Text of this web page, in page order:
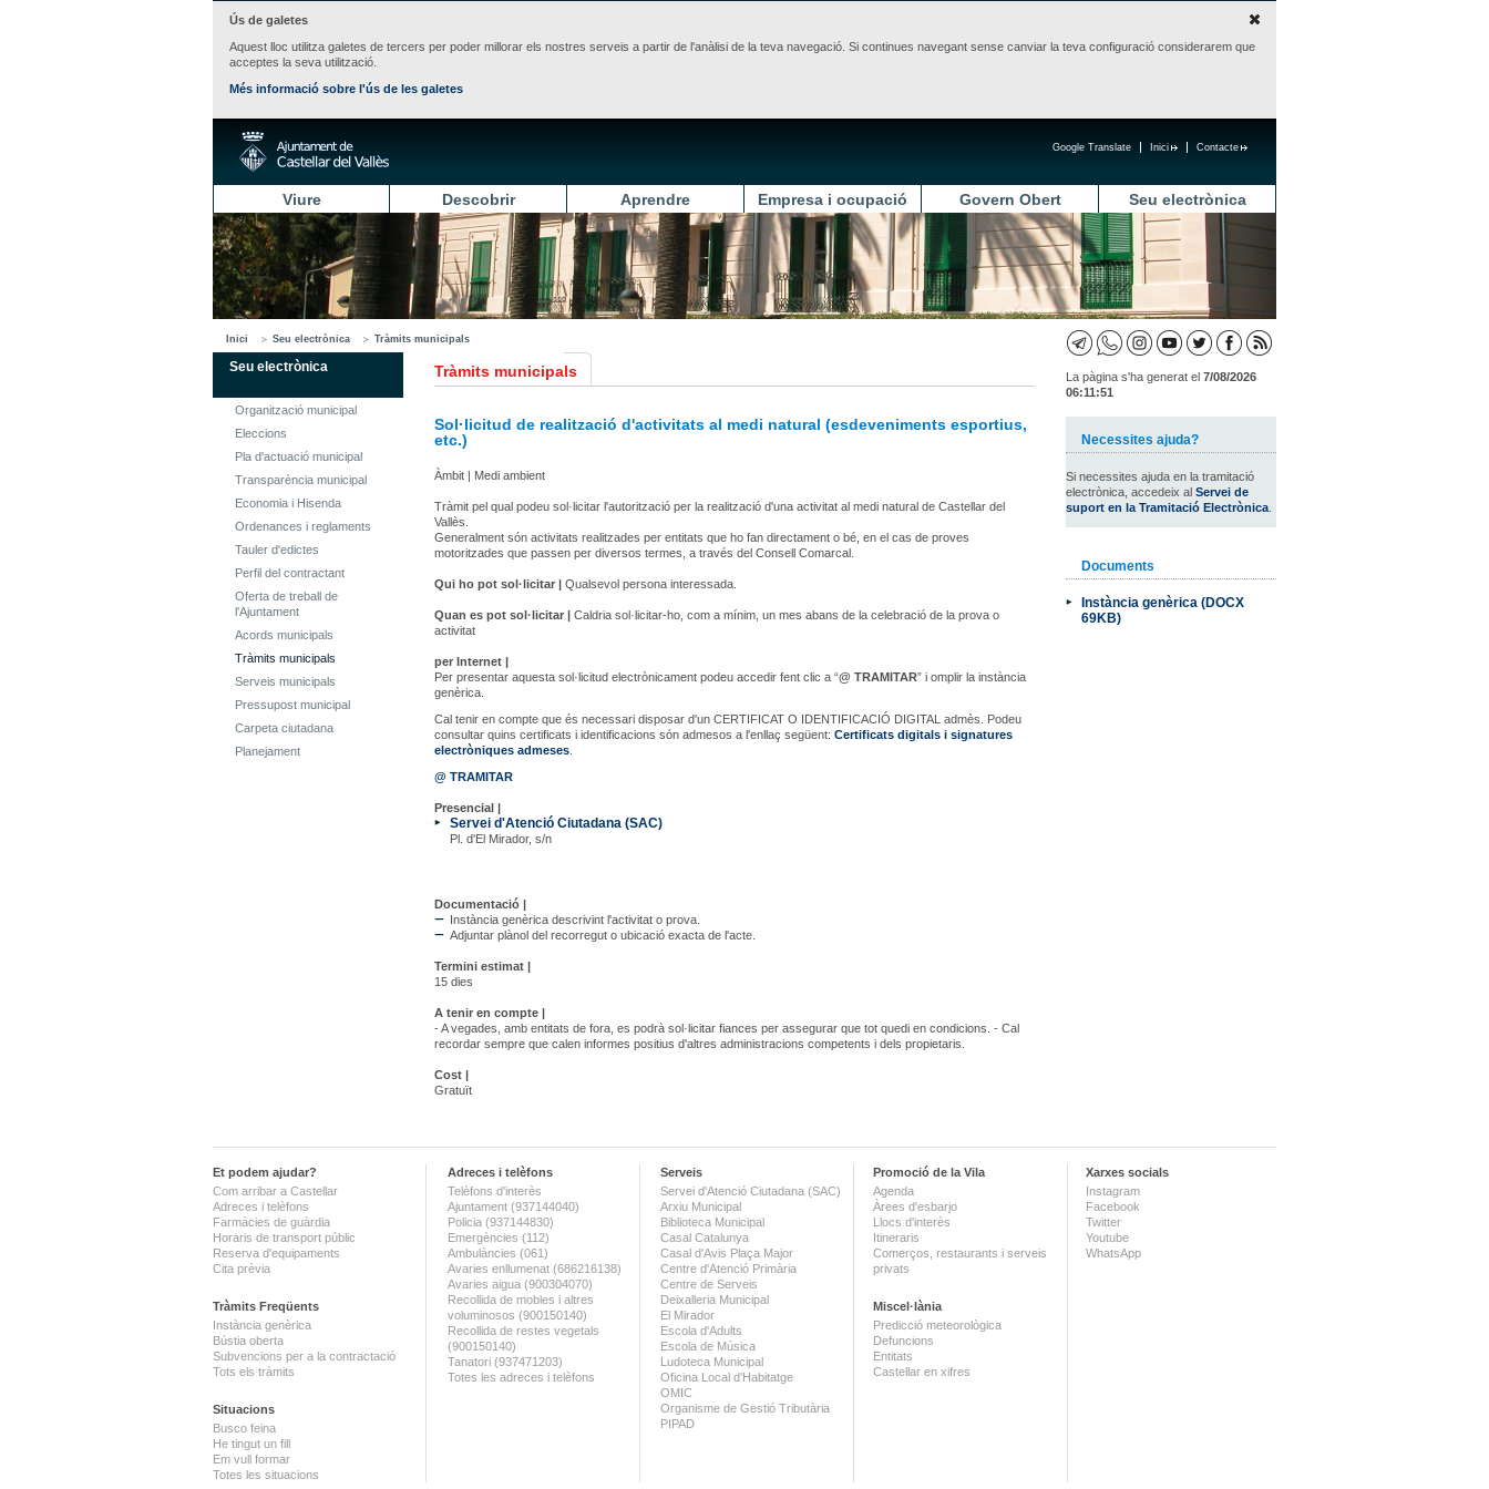
Ús de galetes
Aquest lloc utilitza galetes de tercers per poder millorar els nostres serveis a partir de l'anàlisi de la teva navegació. Si continues navegant sense canviar la teva configuració considerarem que
acceptes la seva utilització.
Més informació sobre l'ús de les galetes
Contacte
Inici
Google Translate
Viure Descobrir Aprendre Empresa i ocupació Govern Obert Seu electrònica
Inici Seu electrònica Tràmits municipals
Seu electrònica
Organització municipal
Eleccions
Pla d'actuació municipal
Transparència municipal
Economia i Hisenda
Ordenances i reglaments
Tauler d'edictes
Perfil del contractant
Oferta de treball de
l'Ajuntament
Acords municipals
Tràmits municipals
Serveis municipals
Pressupost municipal
Carpeta ciutadana
Planejament
Tràmits municipals La pàgina s'ha generat el 7/08/2026
06:11:51
Sol·licitud de realització d'activitats al medi natural (esdeveniments esportius,
etc.)
Àmbit | Medi ambient
Tràmit pel qual podeu sol·licitar l'autorització per la realització d'una activitat al medi natural de Castellar del
Vallès.
Generalment són activitats realitzades per entitats que ho fan directament o bé, en el cas de proves
motoritzades que passen per diversos termes, a través del Consell Comarcal.
Qui ho pot sol·licitar | Qualsevol persona interessada.
Quan es pot sol·licitar | Caldria sol·licitar-ho, com a mínim, un mes abans de la celebració de la prova o
activitat
per Internet |
Per presentar aquesta sol·licitud electrònicament podeu accedir fent clic a “@ TRAMITAR” i omplir la instància
genèrica.
Cal tenir en compte que és necessari disposar d'un CERTIFICAT O IDENTIFICACIÓ DIGITAL admès. Podeu
consultar quins certificats i identificacions són admesos a l'enllaç següent: Certificats digitals i signatures
electròniques admeses
@ TRAMITAR
Presencial |
Servei d'Atenció Ciutadana (SAC)
Pl. d'El Mirador, s/n
Documentació |
Instància genèrica descrivint l'activitat o prova.
Adjuntar plànol del recorregut o ubicació exacta de l'acte.
Termini estimat |
15 dies
A tenir en compte |
- A vegades, amb entitats de fora, es podrà sol·licitar fiances per assegurar que tot quedi en condicions. - Cal
recordar sempre que calen informes positius d'altres administracions competents i dels propietaris.
Cost |
Gratuït
Necessites ajuda?
Si necessites ajuda en la tramitació
electrònica, accedeix al Servei de
suport en la Tramitació Electrònica
Documents
Instància genèrica (DOCX
69KB)
Et podem ajudar?
Com arribar a Castellar
Adreces i telèfons
Farmàcies de guàrdia
Horaris de transport públic
Reserva d'equipaments
Cita prèvia
Tràmits Freqüents
Instància genèrica
Bústia oberta
Subvencions per a la contractació
Tots els tràmits
Situacions
Busco feina
He tingut un fill
Em vull formar
Totes les situacions
Adreces i telèfons
Telèfons d'interès
Ajuntament (937144040)
Policia (937144830)
Emergències (112)
Ambulàncies (061)
Avaries enllumenat (686216138)
Avaries aigua (900304070)
Recollida de mobles i altres
voluminosos (900150140)
Recollida de restes vegetals
(900150140)
Tanatori (937471203)
Totes les adreces i telèfons
Serveis
Servei d'Atenció Ciutadana (SAC)
Arxiu Municipal
Biblioteca Municipal
Casal Catalunya
Casal d'Avis Plaça Major
Centre d'Atenció Primària
Centre de Serveis
Deixalleria Municipal
El Mirador
Escola d'Adults
Escola de Música
Ludoteca Municipal
Oficina Local d'Habitatge
OMIC
Organisme de Gestió Tributària
PIPAD
Promoció de la Vila
Agenda
Àrees d'esbarjo
Llocs d'interès
Itineraris
Comerços, restaurants i serveis
privats
Miscel·lània
Predicció meteorològica
Defuncions
Entitats
Castellar en xifres
Xarxes socials
Instagram
Facebook
Twitter
Youtube
WhatsApp